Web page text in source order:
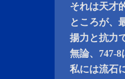
それは天才
ところが、
揚力と抗力
無論、747-
私には流石